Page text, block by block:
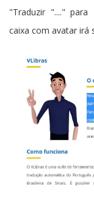
"Traduzir "...." para
caixa com avatar irá